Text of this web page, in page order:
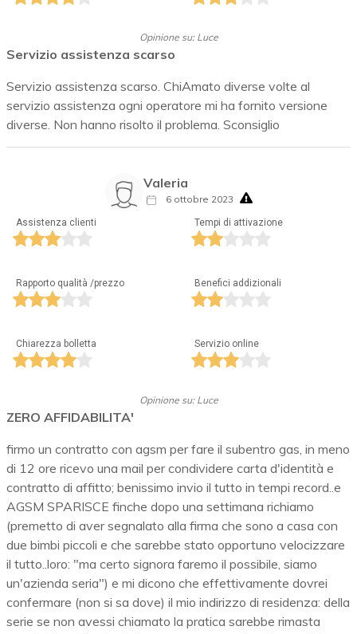
Opinione su: Luce
Servizio assistenza scarso
Servizio assistenza scarso. ChiAmato diverse volte al
servizio assistenza ogni operatore mi ha fornito versione
diverse. Non hanno risolto il problema. Sconsiglio
Valeria
6 ottobre 2023
Assistenza clienti Tempi di attivazione
Rapporto qualità /prezzo Benefici addizionali
Chiarezza bolletta Servizio online
Opinione su: Luce
ZERO AFFIDABILITA'
firmo un contratto con agsm per fare il subentro gas, in meno
di 12 ore ricevo una mail per condividere carta d'identità e
contratto di affitto; benissimo invio il tutto in tempi record..e
AGSM SPARISCE finche dopo una settimana richiamo
(premetto di aver segnalato alla firma che sono a casa con
due bimbi piccoli e che sarebbe stato opportuno velocizzare
il tutto..loro: "ma certo signora faremo il possibile, siamo
un'azienda seria") e mi dicono che effettivamente dovrei
confermare (non si sa dove) il mio indirizzo di residenza: della
serie se non avessi chiamato la pratica sarebbe rimasta